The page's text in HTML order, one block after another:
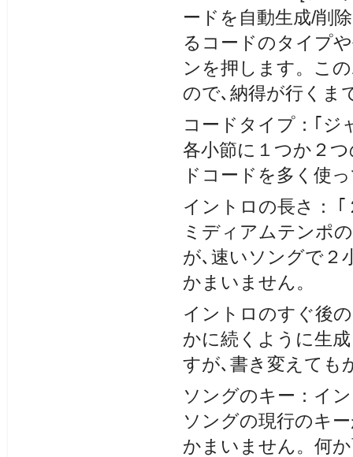
ードを自動生成/削
るコードのタイプ
ンを押します。こ
ので､納得が行くま
コードタイプ：｢ジ
各小節に１つか２
ドコードを多く使
イントロの長さ：
ミディアムテンポ
が､速いソングで２
かまいません。
イントロのすぐ後
かに続くように生
すが､書き変えても
ソングのキー：イ
ソングの現行のキ
かまいません。何